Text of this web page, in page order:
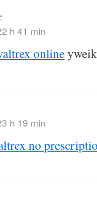
h 41 min
online
h 19 min
no